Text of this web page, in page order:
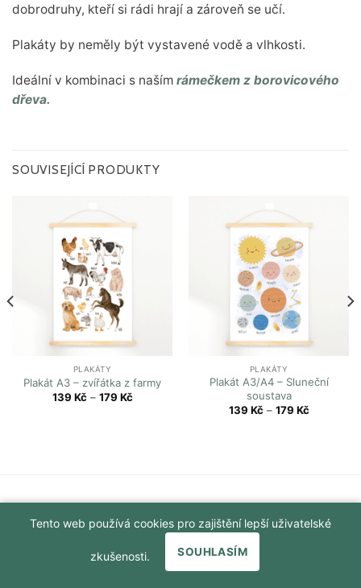
dobrodruhy, kteří si rádi hrají a zároveň se učí.
Plakáty by neměly být vystavené vodě a vlhkosti.
Ideální v kombinaci s naším rámečkem z borovicového
dřeva.
SOUVISEJÍCÍ PRODUKTY
PLAKÁTY
Plakát A3 – zvířátka z farmy
139 Kč– 179 Kč
PLAKÁTY
Plakát A3/A4 – Sluneční
soustava
139 Kč– 179 Kč
Copyright 2026 ©Flatsome Theme
Máte dotaz? Napište nám!
Tento web používá cookies pro zajištění lepší uživatelské
zkušenosti. SOUHLASÍM